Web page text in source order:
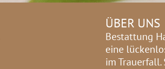
ÜBER UNS
Bestattung
eine
im Trauerfall.